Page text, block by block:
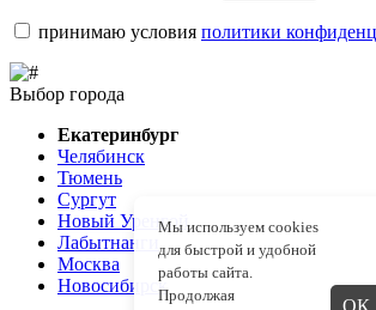
принимаю условия политики
Выбор города
Екатеринбург
Челябинск
Тюмень
Сургут
Новый Уренгой
Лабытнанги
Москва
Новосибирск
Мы используем cookies
для быстрой и удобной
работы сайта.
Продолжая
ОК